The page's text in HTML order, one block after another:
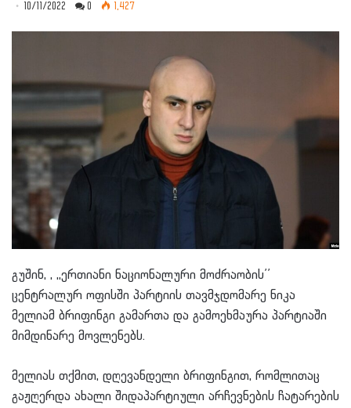
10/11/2022 0 1,427
გუშინ, , ,,ერთიანი ნაციონალური მოძრაობის’’
ცენტრალურ ოფისში პარტიის თავმჯდომარე ნიკა
მელიამ ბრიფინგი გამართა და გამოეხმაურა პარტიაში
მიმდინარე მოვლენებს.
მელიას თქმით, დღევანდელი ბრიფინგით, რომლითაც
გაჟღერდა ახალი შიდაპარტიული არჩევნების ჩატარების